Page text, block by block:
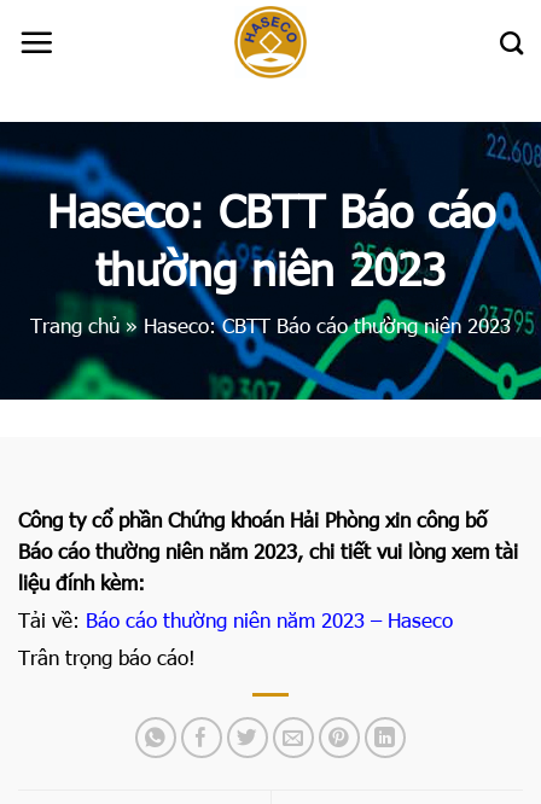
Haseco: CBTT Báo cáo
thường niên 2023
Trang chủ» Haseco: CBTT Báo cáo thường niên 2023
Công ty cổ phần Chứng khoán Hải Phòng xin công bố
Báo cáo thường niên năm 2023, chi tiết vui lòng xem tài
liệu đính kèm:
Tải về: Báo cáo thường niên năm 2023 – Haseco
Trân trọng báo cáo!